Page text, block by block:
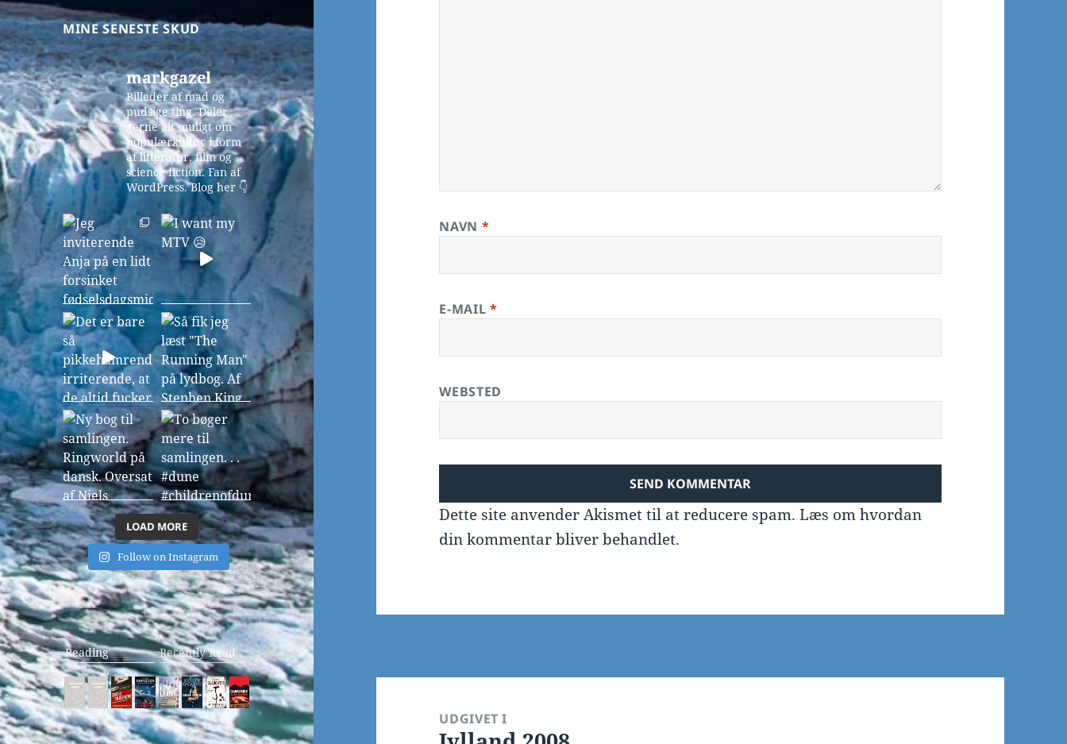
MINE SENESTE SKUD
markgazel
Billeder af mad og
pudsige ting. Deler
gerne alt muligt om
populærkultur i form
af litteratur, film og
science fiction. Fan af
WordPress.Blog her 👇
LOAD MORE
Follow on Instagram
Reading Recently Read
NAVN *
E-MAIL *
WEBSTED
Dette site anvender Akismet til at reducere spam.Læs om hvordan
din kommentar bliver behandlet.
UDGIVET I